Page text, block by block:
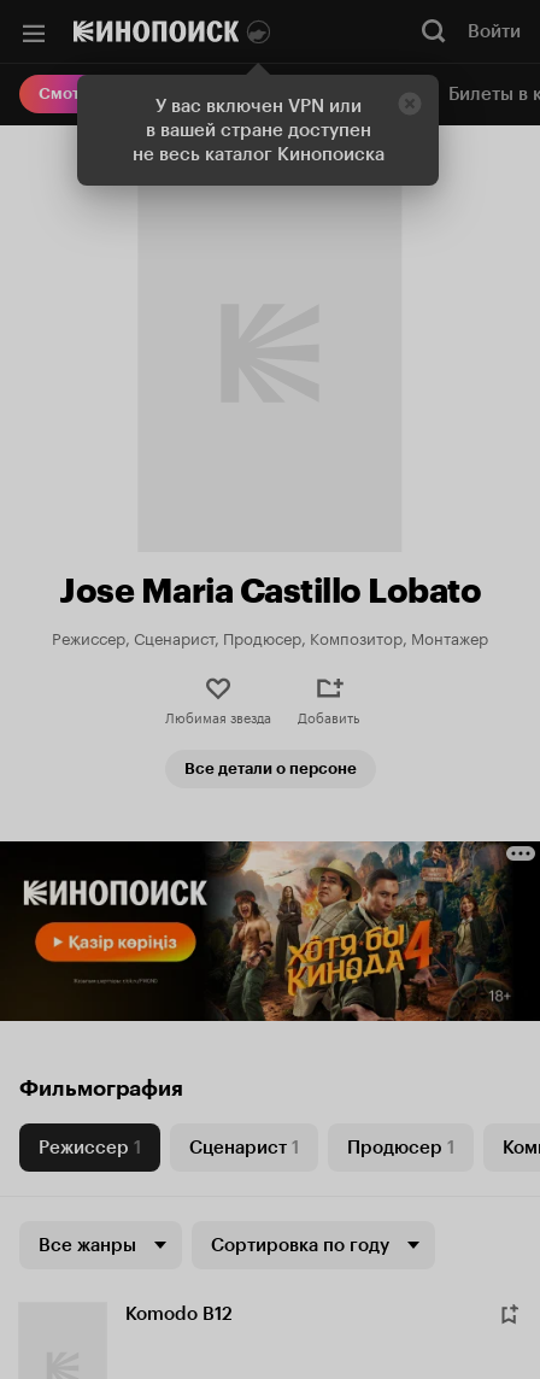
У вас включен VPN или
в вашей стране доступен
не весь каталог Кинопоиска
Войти
Смотреть кино Онлайн-кинотеатр Билеты в
Jose Maria Castillo Lobato
Режиссер, Сценарист, Продюсер, Композитор, Монтажер
Любимая звезда Добавить
Все детали о персоне
Фильмография
Режиссер 1 Сценарист 1 Продюсер 1
Все жанры Сортировка по году
Komodo B12